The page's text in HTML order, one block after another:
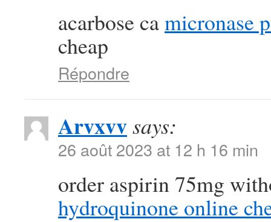
acarbose camicronase
cheap
Répondre
Arvxvvsays:
26 août 2023 at 12 h 16 min
order aspirin 75mg
hydroquinone online